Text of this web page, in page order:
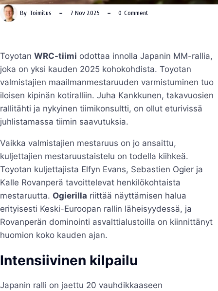
By Toimitus 7 Nov 2025 0 Comment
Toyotan WRC-tiimi odottaa innolla Japanin MM-rallia,
joka on yksi kauden 2025 kohokohdista. Toyotan
valmistajien maailmanmestaruuden varmistuminen tuo
iloisen kipinän kotiralliin. Juha Kankkunen, takavuosien
rallitähti ja nykyinen tiimikonsultti, on ollut eturivissä
juhlistamassa tiimin saavutuksia.
Vaikka valmistajien mestaruus on jo ansaittu,
kuljettajien mestaruustaistelu on todella kiihkeä.
Toyotan kuljettajista Elfyn Evans, Sebastien Ogier ja
Kalle Rovanperä tavoittelevat henkilökohtaista
mestaruutta. Ogierilla riittää näyttämisen halua
erityisesti Keski-Euroopan rallin läheisyydessä, ja
Rovanperän dominointi asvalttialustoilla on kiinnittänyt
huomion koko kauden ajan.
Intensiivinen kilpailu
Japanin ralli on jaettu 20 vauhdikkaaseen